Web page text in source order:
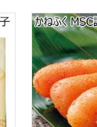
もの・お中元
太子【夏の贈
かねふく